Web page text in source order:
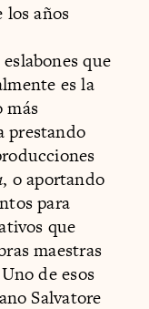
años
que
es la
prestando
, o aportando
para
que
maestras
de esos
Salvatore